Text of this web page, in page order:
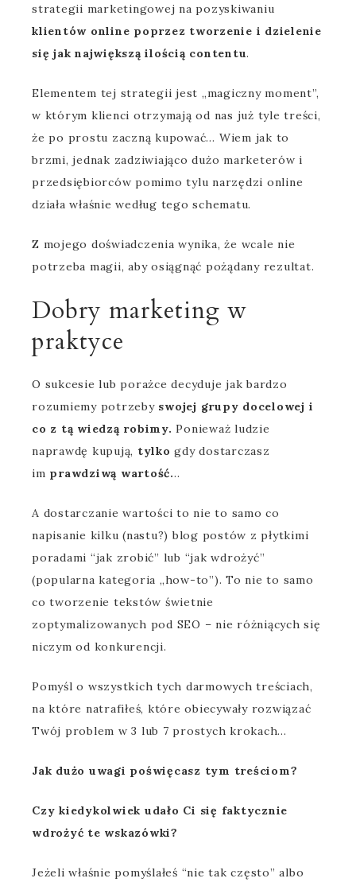
strategii marketingowej na pozyskiwaniu
klientów online poprzez tworzenie i dzielenie
się jak największą ilością contentu.
Elementem tej strategii jest „magiczny moment”,
w którym klienci otrzymają od nas już tyle treści,
że po prostu zaczną kupować… Wiem jak to
brzmi, jednak zadziwiająco dużo marketerów i
przedsiębiorców pomimo tylu narzędzi online
działa właśnie według tego schematu.
Z mojego doświadczenia wynika, że wcale nie
potrzeba magii, aby osiągnąć pożądany rezultat.
Dobry marketing w
praktyce
O sukcesie lub porażce decyduje jak bardzo
rozumiemy potrzebyswojej grupy docelowej i
co z tą wiedzą robimy.Ponieważ ludzie
naprawdę kupują, tylko gdy dostarczasz
im prawdziwą wartość...
A dostarczanie wartości to nie to samo co
napisanie kilku (nastu?) blog postów z płytkimi
poradami “jak zrobić” lub “jak wdrożyć”
(popularna kategoria „how-to”). To nie to samo
co tworzenie tekstów świetnie
zoptymalizowanych pod SEO – nie różniących się
niczym od konkurencji.
Pomyśl o wszystkich tych darmowych treściach,
na które natrafiłeś, które obiecywały rozwiązać
Twój problem w 3 lub 7 prostych krokach…
Jak dużo uwagi poświęcasz tym treściom?
Czy kiedykolwiek udało Ci się faktycznie
wdrożyć te wskazówki?
Jeżeli właśnie pomyślałeś “nie tak często” albo